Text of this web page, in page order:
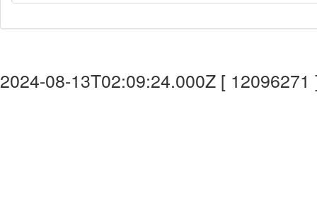
2024-08-13T02:09:24.000Z [ 12096271